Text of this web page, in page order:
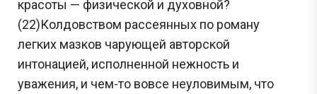
красоты — физической и духовной?
(22)Колдовством рассеянных по роману
легких мазков чарующей авторской
интонацией, исполненной нежность и
уважения, и чем-то вовсе неуловимым, что